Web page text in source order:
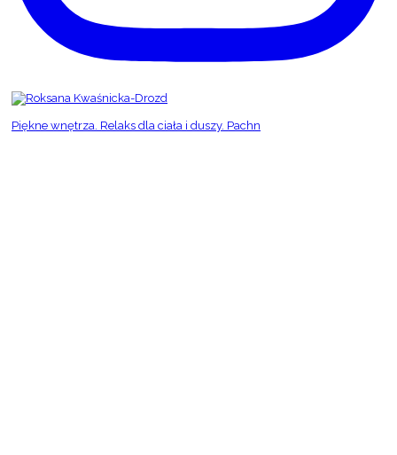
Piękne wnętrza. Relaks dla ciała i duszy. Pachn